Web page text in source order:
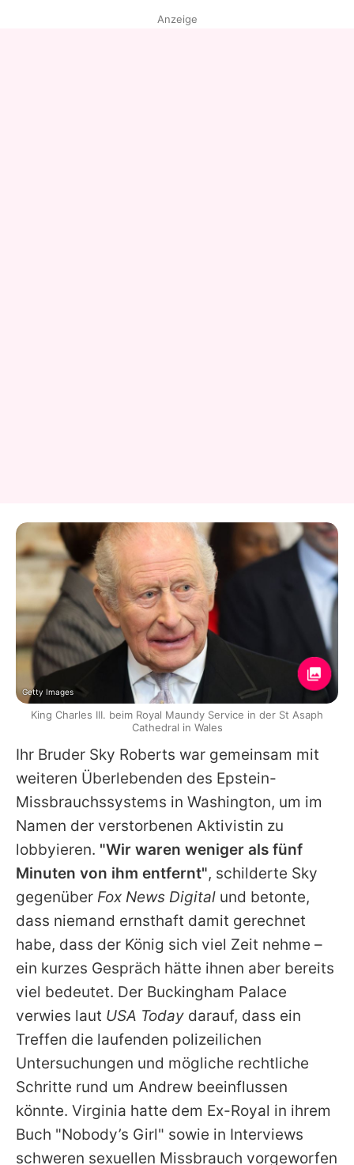
Ihr Bruder Sky Roberts war gemeinsam mit
weiteren Überlebenden des Epstein-
Missbrauchssystems in Washington, um im
Namen der verstorbenen Aktivistin zu
lobbyieren. "Wir waren weniger als fünf
Minuten von ihm entfernt", schilderte Sky
gegenüber Fox News Digital und betonte,
dass niemand ernsthaft damit gerechnet
habe, dass der König sich viel Zeit nehme –
ein kurzes Gespräch hätte ihnen aber bereits
viel bedeutet. Der Buckingham Palace
verwies laut USA Today darauf, dass ein
Treffen die laufenden polizeilichen
Untersuchungen und mögliche rechtliche
Schritte rund um Andrew beeinflussen
könnte. Virginia hatte dem Ex-Royal in ihrem
Buch "Nobody’s Girl" sowie in Interviews
schweren sexuellen Missbrauch vorgeworfen
Anzeige
Getty Images
King Charles III. beim Royal Maundy Service in der St Asaph
Cathedral in Wales